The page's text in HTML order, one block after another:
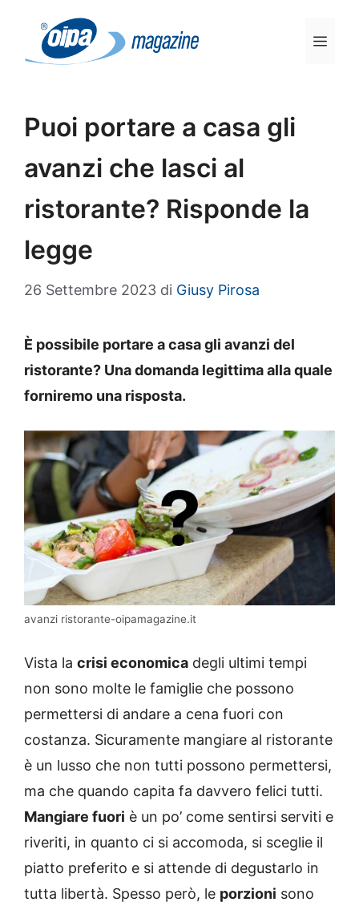
contenuto
Puoi portare a casa gli
avanzi che lasci al
ristorante? Risponde la
legge
26 Settembre 2023 di Giusy Pirosa
È possibile portare a casa gli avanzi del
ristorante? Una domanda legittima alla quale
forniremo una risposta.
avanzi ristorante-oipamagazine.it
Vista la crisi economica degli ultimi tempi
non sono molte le famiglie che possono
permettersi di andare a cena fuori con
costanza. Sicuramente mangiare al ristorante
è un lusso che non tutti possono permettersi,
ma che quando capita fa davvero felici tutti.
Mangiare fuori è un po’ come sentirsi serviti e
riveriti, in quanto ci si accomoda, si sceglie il
piatto preferito e si attende di degustarlo in
tutta libertà. Spesso però, le porzioni sono